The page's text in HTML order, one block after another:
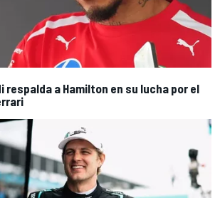
respalda a Hamilton en su lucha por el